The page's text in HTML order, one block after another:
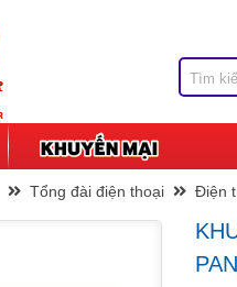
Tổng đài điện thoại Điện